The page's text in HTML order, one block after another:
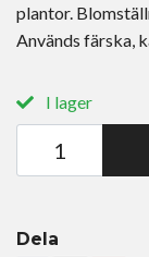
plantor.
Används färska,
I lager
Dela